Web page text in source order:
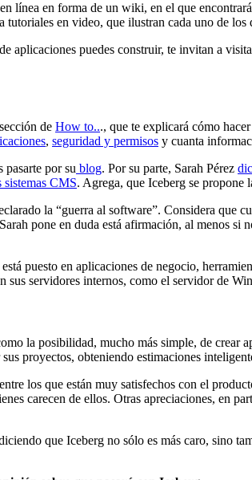
línea en forma de un wiki, en el que
tutoriales en video, que ilustran cada uno de
aplicaciones puedes construir, te invitan a
de How to..., que te explicará cómo
, seguridad y permisos y cuanta
pasarte por su blog. Por su parte, Sarah Pérez
sistemas CMS. Agrega, que Iceberg se propone
la “guerra al software”. Considera que
pone en duda está afirmación, al menos
puesto en aplicaciones de negocio,
servidores internos, como el servidor de
la posibilidad, mucho más simple, de crear
proyectos, obteniendo estimaciones
los que están muy satisfechos con el
carecen de ellos. Otras apreciaciones, en
que Iceberg no sólo es más caro, sino